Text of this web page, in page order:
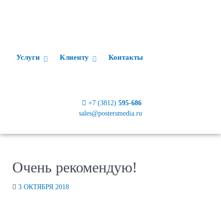
Услуги Клиенту Контакты
+7 (3812)595-686
sales@postersmedia.ru
Очень рекомендую!
3 ОКТЯБРЯ 2018